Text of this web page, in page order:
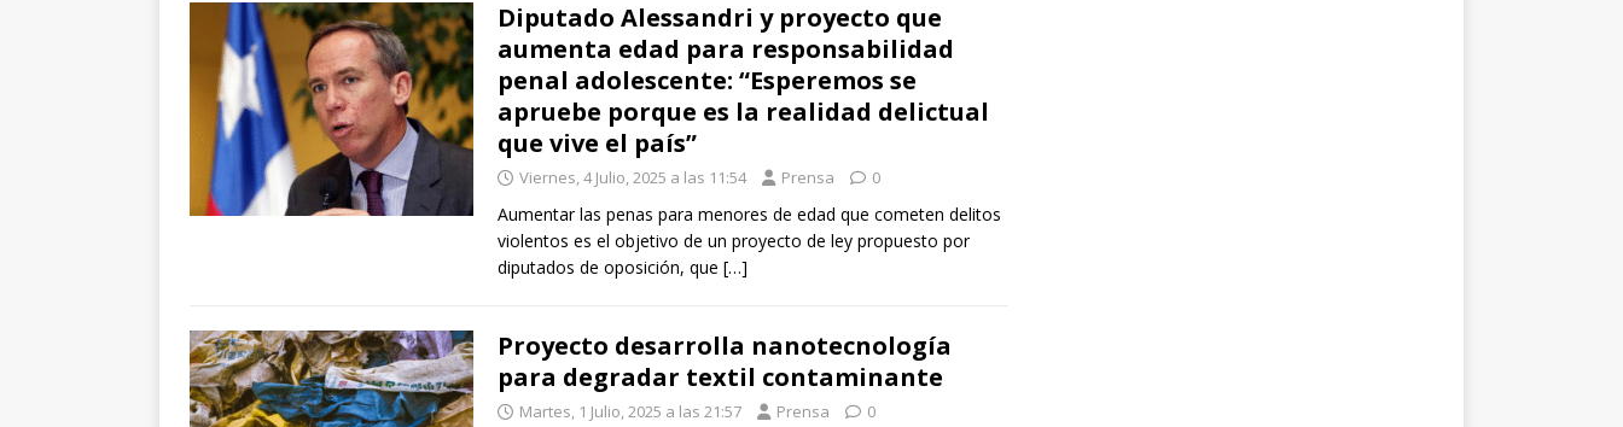
Diputado Alessandri y proyecto que
aumenta edad para responsabilidad
penal adolescente: “Esperemos se
apruebe porque es la realidad delictual
que vive el país”
Viernes, 4 Julio, 2025 a las 11:54 Prensa 0
Aumentar las penas para menores de edad que cometen delitos
violentos es el objetivo de un proyecto de ley propuesto por
diputados de oposición, que […]
Proyecto desarrolla nanotecnología
para degradar textil contaminante
Martes, 1 Julio, 2025 a las 21:57 Prensa 0